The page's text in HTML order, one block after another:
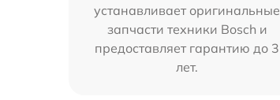
устанавливает оригинальные
запчасти техники Bosch и
предоставляет гарантию до 3
лет.